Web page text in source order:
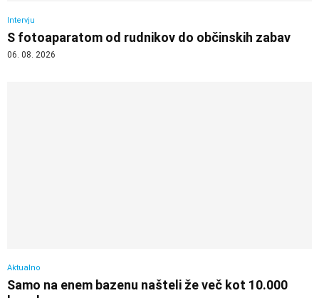
Intervju
S fotoaparatom od rudnikov do občinskih zabav
06. 08. 2026
Aktualno
Samo na enem bazenu našteli že več kot 10.000